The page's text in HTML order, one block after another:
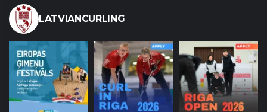
LATVIANCURLING